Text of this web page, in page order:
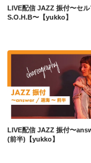
LIVE配信 JAZZ 振付〜セ
S.O.H.B〜【yukko】
LIVE配信 JAZZ 振付〜
(前半)【yukko】